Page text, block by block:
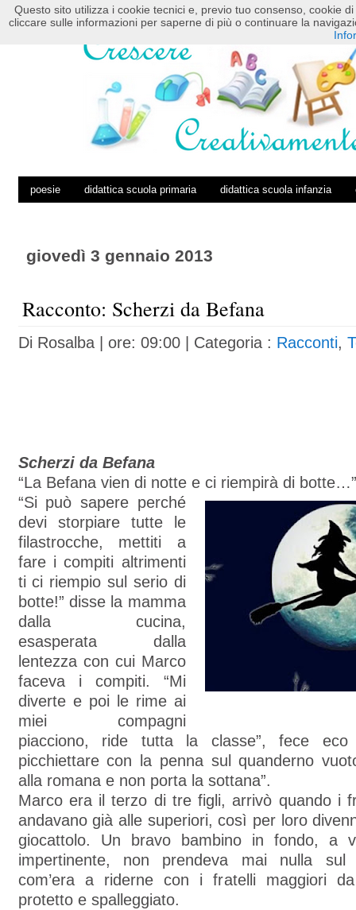
HOME POSTS RSS COMMENTS RSS
poesie didattica scuola primaria didattica scuola infanzia
giovedì 3 gennaio 2013
Racconto: Scherzi da Befana
Di Rosalba| ore: 09:00 | Categoria : Racconti,
Scherzi da Befana
“La Befana vien di notte e ci riempirà di botte…”
“Si può sapere perché
devi storpiare tutte le
filastrocche, mettiti a
fare i compiti altrimenti
ti ci riempio sul serio di
botte!” disse la mamma
dalla cucina,
esasperata dalla
lentezza con cui Marco
faceva i compiti. “Mi
diverte e poi le rime ai
miei compagni
piacciono, ride tutta la classe”, fece eco
picchiettare con la penna sul quanderno
alla romana e non porta la sottana”.
Marco era il terzo di tre figli, arrivò quando i
andavano già alle superiori, così per loro
giocattolo. Un bravo bambino in fondo, a
impertinente, non prendeva mai nulla sul
com’era a riderne con i fratelli maggiori
protetto e spalleggiato.
Questo sito utilizza i cookie tecnici e, previo tuo consenso, cookie
cliccare sulle informazioni per saperne di più o continuare la